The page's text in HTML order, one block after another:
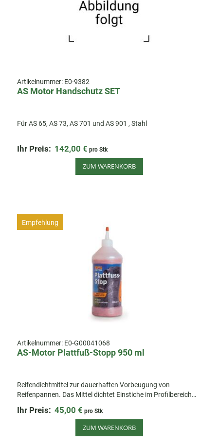
Artikelnummer: E0-9382
AS Motor Handschutz SET
Für AS 65, AS 73, AS 701 und AS 901 , Stahl
Ihr Preis: 142,00 € pro Stk
ZUM WARENKORB
Empfehlung
Artikelnummer: E0-G00041068
AS-Motor Plattfuß-Stopp 950 ml
Reifendichtmittel zur dauerhaften Vorbeugung von
Reifenpannen. Das Mittel dichtet Einstiche im Profilbereich
Ihr Preis: 45,00 € pro Stk
ZUM WARENKORB